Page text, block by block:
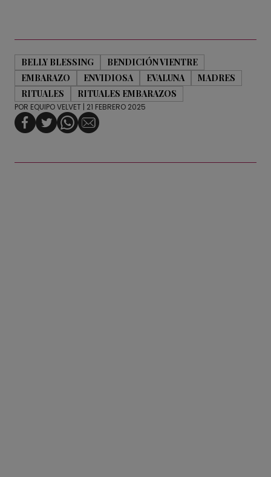
BELLY BLESSING
BENDICIÓN VIENTRE
EMBARAZO
ENVIDIOSA EVALUNA
MADRES
RITUALES
RITUALES EMBARAZOS
POR EQUIPO VELVET | 21 FEBRERO 2025